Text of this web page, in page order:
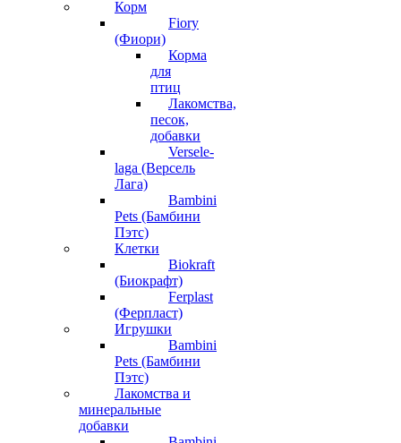
Корм
Fiory
(Фиори)
Корма
для
птиц
Лакомства,
песок,
добавки
Versele-
laga (Версель
Лага)
Bambini
Pets (Бамбини
Пэтс)
Клетки
Biokraft
(Биокрафт)
Ferplast
(Ферпласт)
Игрушки
Bambini
Pets (Бамбини
Пэтс)
Лакомства и
минеральные
добавки